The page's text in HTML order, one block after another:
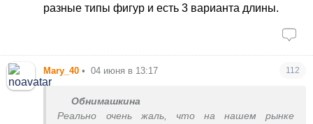
разные типы фигур и есть 3 варианта длины.
Mary_40 • 04 июня в 13:17 112
Обнимашкина
Реально очень жаль, что на нашем рынке